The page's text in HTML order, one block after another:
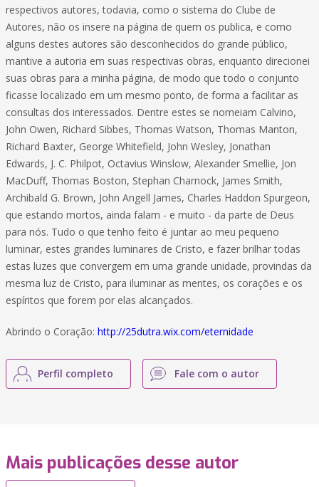
respectivos autores, todavia, como o sistema do Clube de
Autores, não os insere na página de quem os publica, e como
alguns destes autores são desconhecidos do grande público,
mantive a autoria em suas respectivas obras, enquanto direcionei
suas obras para a minha página, de modo que todo o conjunto
ficasse localizado em um mesmo ponto, de forma a facilitar as
consultas dos interessados. Dentre estes se nomeiam Calvino,
John Owen, Richard Sibbes, Thomas Watson, Thomas Manton,
Richard Baxter, George Whitefield, John Wesley, Jonathan
Edwards, J. C. Philpot, Octavius Winslow, Alexander Smellie, Jon
MacDuff, Thomas Boston, Stephan Charnock, James Smith,
Archibald G. Brown, John Angell James, Charles Haddon Spurgeon,
que estando mortos, ainda falam - e muito - da parte de Deus
para nós. Tudo o que tenho feito é juntar ao meu pequeno
luminar, estes grandes luminares de Cristo, e fazer brilhar todas
estas luzes que convergem em uma grande unidade, provindas da
mesma luz de Cristo, para iluminar as mentes, os corações e os
espíritos que forem por elas alcançados.
Abrindo o Coração: http://25dutra.wix.com/eternidade
Perfil completo Fale com o autor
Mais publicações desse autor